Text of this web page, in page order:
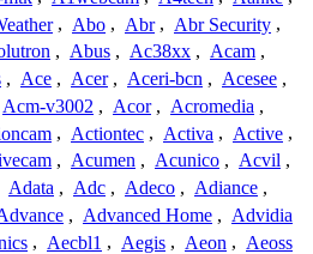
, Abo , Abr , Abr Security ,
, Abus , Ac38xx , Acam ,
, Ace , Acer , Aceri-bcn , Acesee ,
Acm-v3002 , Acor , Acromedia ,
, Actiontec , Activa , Active ,
, Acumen , Acunico , Acvil ,
Adata , Adc , Adeco , Adiance ,
, Advanced Home , Advidia
, Aecbl1 , Aegis , Aeon , Aeoss